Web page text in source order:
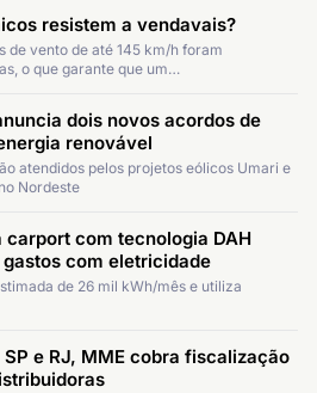
resistem a vendavais?
de vento de até 145 km/h foram
o que garante que um…
dois novos acordos de
renovável
atendidos pelos projetos eólicos Umari e
Nordeste
carport com tecnologia DAH
com eletricidade
de 26 mil kWh/mês e utiliza
e RJ, MME cobra fiscalização